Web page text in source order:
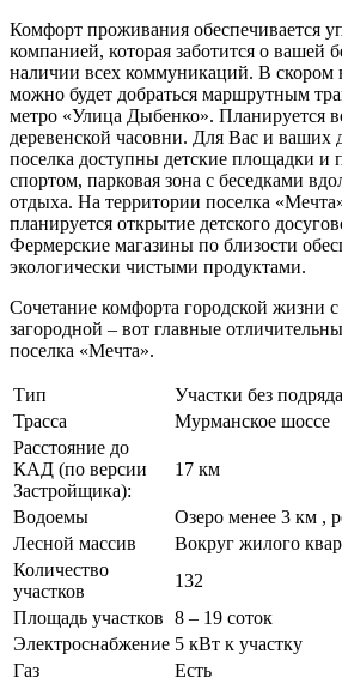
Комфорт проживания обеспечивается
компанией, которая заботится о вашей
наличии всех коммуникаций. В скором
можно будет добраться маршрутным
метро «Улица Дыбенко». Планируется
деревенской часовни. Для Вас и ваших
поселка доступны детские площадки и
спортом, парковая зона с беседками
отдыха. На территории поселка
планируется открытие детского
Фермерские магазины по близости
экологически чистыми продуктами.
Сочетание комфорта городской жизни
загородной – вот главные
поселка «Мечта».
Тип
Участки без подряда
Трасса
Мурманское шоссе
Расстояние до
КАД (по версии
Застройщика):
17 км
Водоемы
Озеро менее 3 км ,
Лесной массив
Вокруг жилого
Количество
участков
132
Площадь участков 8 – 19 соток
Электроснабжение 5 кВт к участку
Газ
Есть